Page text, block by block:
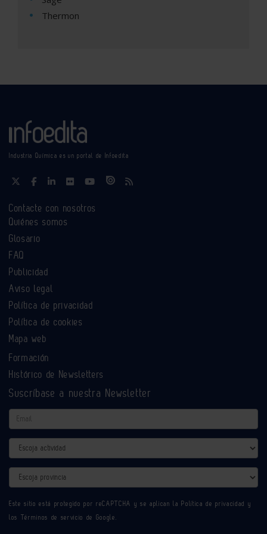
Thermon
Industria Química es un portal de Infoedita
Contacte con nosotros
Quiénes somos
Glosario
FAQ
Publicidad
Aviso legal
Política de privacidad
Política de cookies
Mapa web
Formación
Histórico de Newsletters
Suscríbase a nuestra Newsletter
Email
Actividad
Provincia
Este sitio está protegido por reCAPTCHA y se aplican laPolítica de privacidad y
los Términos de servicio de Google.